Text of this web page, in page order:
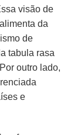
visão de
da
de
tabula rasa
outro lado,
e